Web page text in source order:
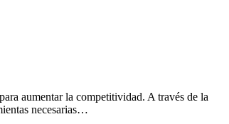
aumentar la competitividad. A través de la
necesarias…